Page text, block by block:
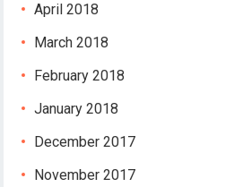
April 2018
March 2018
February 2018
January 2018
December 2017
November 2017